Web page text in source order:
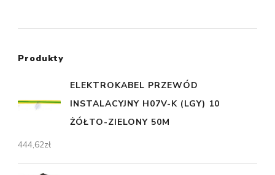
Produkty
ELEKTROKABEL PRZEWÓD
INSTALACYJNY H07V-K (LGY) 10
ŻÓŁTO-ZIELONY 50M
444,62zł